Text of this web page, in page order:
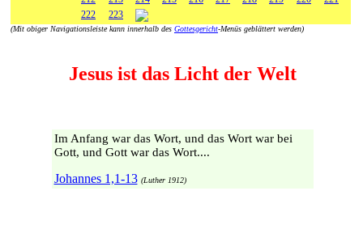
222
223
(Mit obiger Navigationsleiste kann innerhalb des Gottesgericht-Menüs geblättert werden)
Jesus ist das Licht der Welt
Im Anfang war das Wort, und das Wort war bei
Gott, und Gott war das Wort....
Johannes 1,1-13 (Luther 1912)